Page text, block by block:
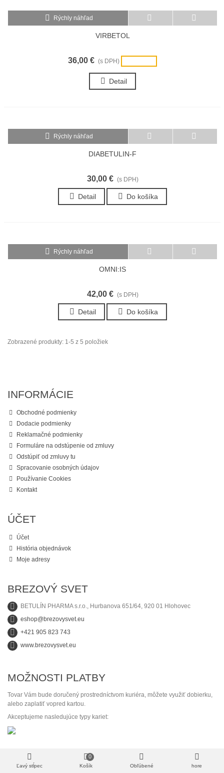
Rýchly náhľad
VIRBETOL
36,00 € (s DPH)
Detail
Rýchly náhľad
DIABETULIN-F
30,00 € (s DPH)
Detail Do košíka
Rýchly náhľad
OMNI:IS
42,00 € (s DPH)
Detail Do košíka
Zobrazené produkty: 1-5 z 5 položiek
INFORMÁCIE
Obchodné podmienky
Dodacie podmienky
Reklamačné podmienky
Formuláre na odstúpenie od zmluvy
Odstúpiť od zmluvy tu
Spracovanie osobných údajov
Používanie Cookies
Kontakt
ÚČET
Účet
História objednávok
Moje adresy
BREZOVÝ SVET
BETULÍN PHARMA s.r.o., Hurbanova 651/64, 920 01 Hlohovec
eshop@brezovysvet.eu
+421 905 823 743
www.brezovysvet.eu
MOŽNOSTI PLATBY
Tovar Vám bude doručený prostredníctvom kuriéra, môžete využiť dobierku,
alebo zaplatiť vopred kartou.
Akceptujeme nasledujúce typy kariet:
2021 © eshop.brezovysvet.eu | Všetky autorské práva vyhradené.
Ľavý stĺpec Košík
0
Obľúbené hore